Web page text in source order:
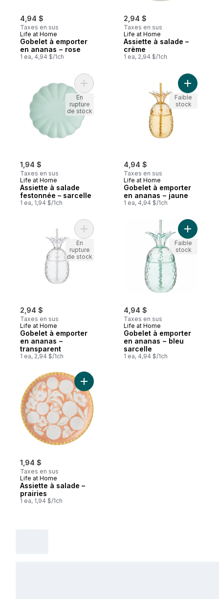
4,94 $
Taxes en sus
Life at Home
Gobelet à emporter
en ananas − rose
1 ea, 4,94 $/1ch
2,94 $
Taxes en sus
Life at Home
Assiette à salade –
crème
1 ea, 2,94 $/1ch
1,94 $
Taxes en sus
Life at Home
Assiette à salade
festonnée – sarcelle
1 ea, 1,94 $/1ch
Ajouter Assiette à salade festonnée –
En
rupture
de stock
4,94 $
Taxes en sus
Life at Home
Gobelet à emporter
en ananas − jaune
1 ea, 4,94 $/1ch
Ajouter
Faible
stock
2,94 $
Taxes en sus
Life at Home
Gobelet à emporter
en ananas −
transparent
1 ea, 2,94 $/1ch
Ajouter Gobelet à emporter en ananas −
En
rupture
de stock
4,94 $
Taxes en sus
Life at Home
Gobelet à emporter
en ananas − bleu
sarcelle
1 ea, 4,94 $/1ch
Ajouter
Faible
stock
1,94 $
Taxes en sus
Life at Home
Assiette à salade –
prairies
1 ea, 1,94 $/1ch
Ajouter Assiette à salade – prairies au